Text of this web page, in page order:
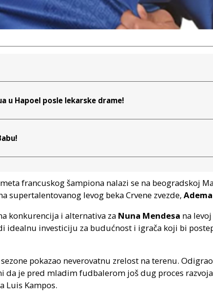
u Hapoel posle lekarske drame!
francuskog šampiona nalazi se na beogradskoj
supertalentovanog levog beka Crvene zvezde,
konkurencija i alternativa za Nuna Mendesa na
investiciju za budućnost i igrača koji bi
pokazao neverovatnu zrelost na terenu.
da je pred mladim fudbalerom još dug proces
Luis Kampos.